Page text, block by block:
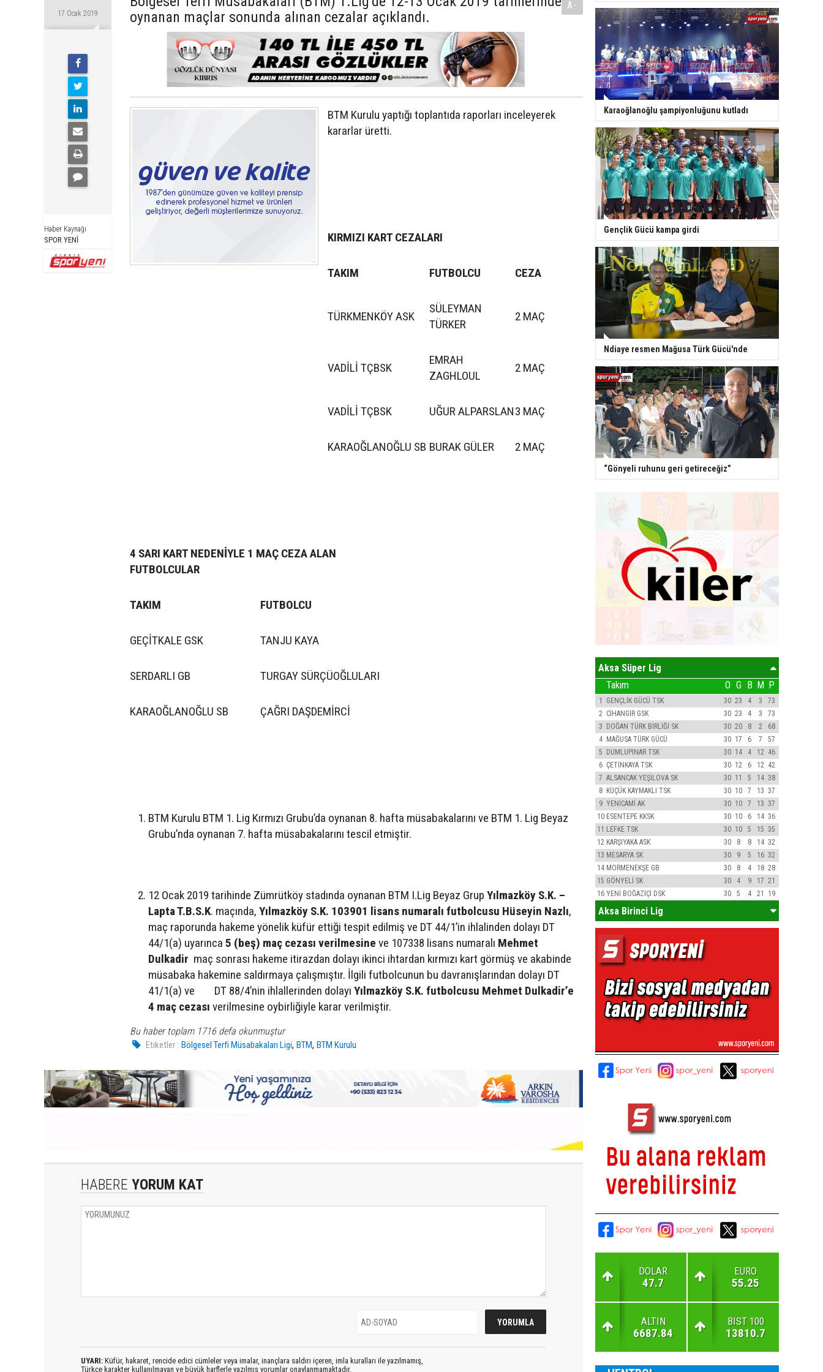
17 Ocak 2019
Haber Kaynağı
SPOR YENİ
oynanan maçlar sonunda alınan cezalar açıklandı.
A-
BTM Kurulu yaptığı toplantıda raporları inceleyerek
kararlar üretti.
KIRMIZI KART CEZALARI
TAKIM FUTBOLCU CEZA
TÜRKMENKÖY ASK
SÜLEYMAN
TÜRKER
2 MAÇ
VADİLİ TÇBSK
EMRAH
ZAGHLOUL
2 MAÇ
VADİLİ TÇBSK UĞUR ALPARSLAN3 MAÇ
KARAOĞLANOĞLU SB BURAK GÜLER 2 MAÇ
4 SARI KART NEDENİYLE 1 MAÇ CEZA ALAN
FUTBOLCULAR
TAKIM FUTBOLCU
GEÇİTKALE GSK TANJU KAYA
SERDARLI GB TURGAY SÜRÇÜOĞLULARI
KARAOĞLANOĞLU SB ÇAĞRI DAŞDEMİRCİ
BTM Kurulu BTM 1. Lig Kırmızı Grubu’da oynanan 8. hafta müsabakalarını ve BTM 1. Lig Beyaz
Grubu’nda oynanan 7. hafta müsabakalarını tescil etmiştir.
12 Ocak 2019 tarihinde Zümrütköy stadında oynanan BTM I.Lig Beyaz Grup Yılmazköy S.K. –
Lapta T.B.S.K. maçında, Yılmazköy S.K. 103901 lisans numaralı futbolcusu Hüseyin Nazlı,
maç raporunda hakeme yönelik küfür ettiği tespit edilmiş ve DT 44/1’in ihlalinden dolayı DT
44/1(a) uyarınca 5 (beş) maç cezası verilmesine ve 107338 lisans numaralı Mehmet
Dulkadir maç sonrası hakeme itirazdan dolayı ikinci ihtardan kırmızı kart görmüş ve akabinde
müsabaka hakemine saldırmaya çalışmıştır. İlgili futbolcunun bu davranışlarından dolayı DT
41/1(a) ve DT 88/4’nin ihlallerinden dolayı Yılmazköy S.K. futbolcusu Mehmet Dulkadir’e
4 maç cezası verilmesine oybirliğiyle karar verilmiştir.
Bu haber toplam 1716 defa okunmuştur
Etiketler : Bölgesel Terfi Müsabakaları Ligi,BTM,BTM Kurulu
HABERE YORUM KAT
UYARI: Küfür, hakaret, rencide edici cümleler veya imalar, inançlara saldırı içeren, imla kuralları ile yazılmamış,
Türkçe karakter kullanılmayan ve büyük harflerle yazılmış yorumlar onaylanmamaktadır.
Karaoğlanoğlu şampiyonluğunu kutladı
Gençlik Gücü kampa girdi
Ndiaye resmen Mağusa Türk Gücü'nde
“Gönyeli ruhunu geri getireceğiz”
Aksa Süper Lig
Takım O G B M P
1 GENÇLİK GÜCÜ TSK 30 23 4 3
73
2 CİHANGİR GSK 30 23 4 3
73
3 DOĞAN TÜRK BİRLİĞİ SK 30 20 8 2
68
4 MAĞUSA TÜRK GÜCÜ 30 17 6 7
57
5 DUMLUPINAR TSK 30 14 4 12 46
6 ÇETİNKAYA TSK 30 12 6 12 42
7 ALSANCAK YEŞİLOVA SK 30 11 5 14 38
8 KÜÇÜK KAYMAKLI TSK 30 10 7 13 37
9 YENİCAMİ AK 30 10 7 13 37
10 ESENTEPE KKSK 30 10 6 14 36
11 LEFKE TSK 30 10 5 15 35
12 KARŞIYAKA ASK 30 8 8 14 32
13 MESARYA SK 30 9 5 16 32
14 MORMENEKŞE GB 30 8 4 18 28
15 GÖNYELİ SK 30 4 9 17 21
16 YENİ BOĞAZİÇİ DSK 30 5 4 21 19
Aksa Birinci Lig
DOLAR
47.7
EURO
55.25
ALTIN
6687.84
BIST 100
13810.7